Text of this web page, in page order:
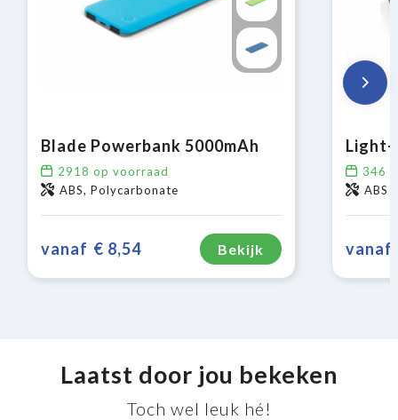
Blade Powerbank 5000mAh
2918 op voorraad
ABS, Polycarbonate
vanaf € 8,54 Bekijk
346
ABS
vanaf
Laatst door jou bekeken
Toch wel leuk hé!